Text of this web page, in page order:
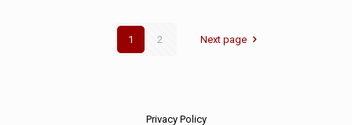
1 2 Next page
Privacy Policy